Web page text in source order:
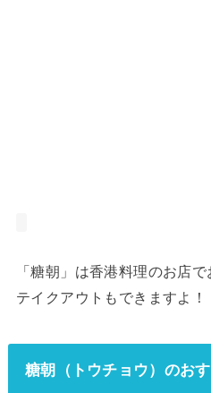
「糖朝」は香港料理のお店
テイクアウトもできますよ！
糖朝（トウチョウ）のお